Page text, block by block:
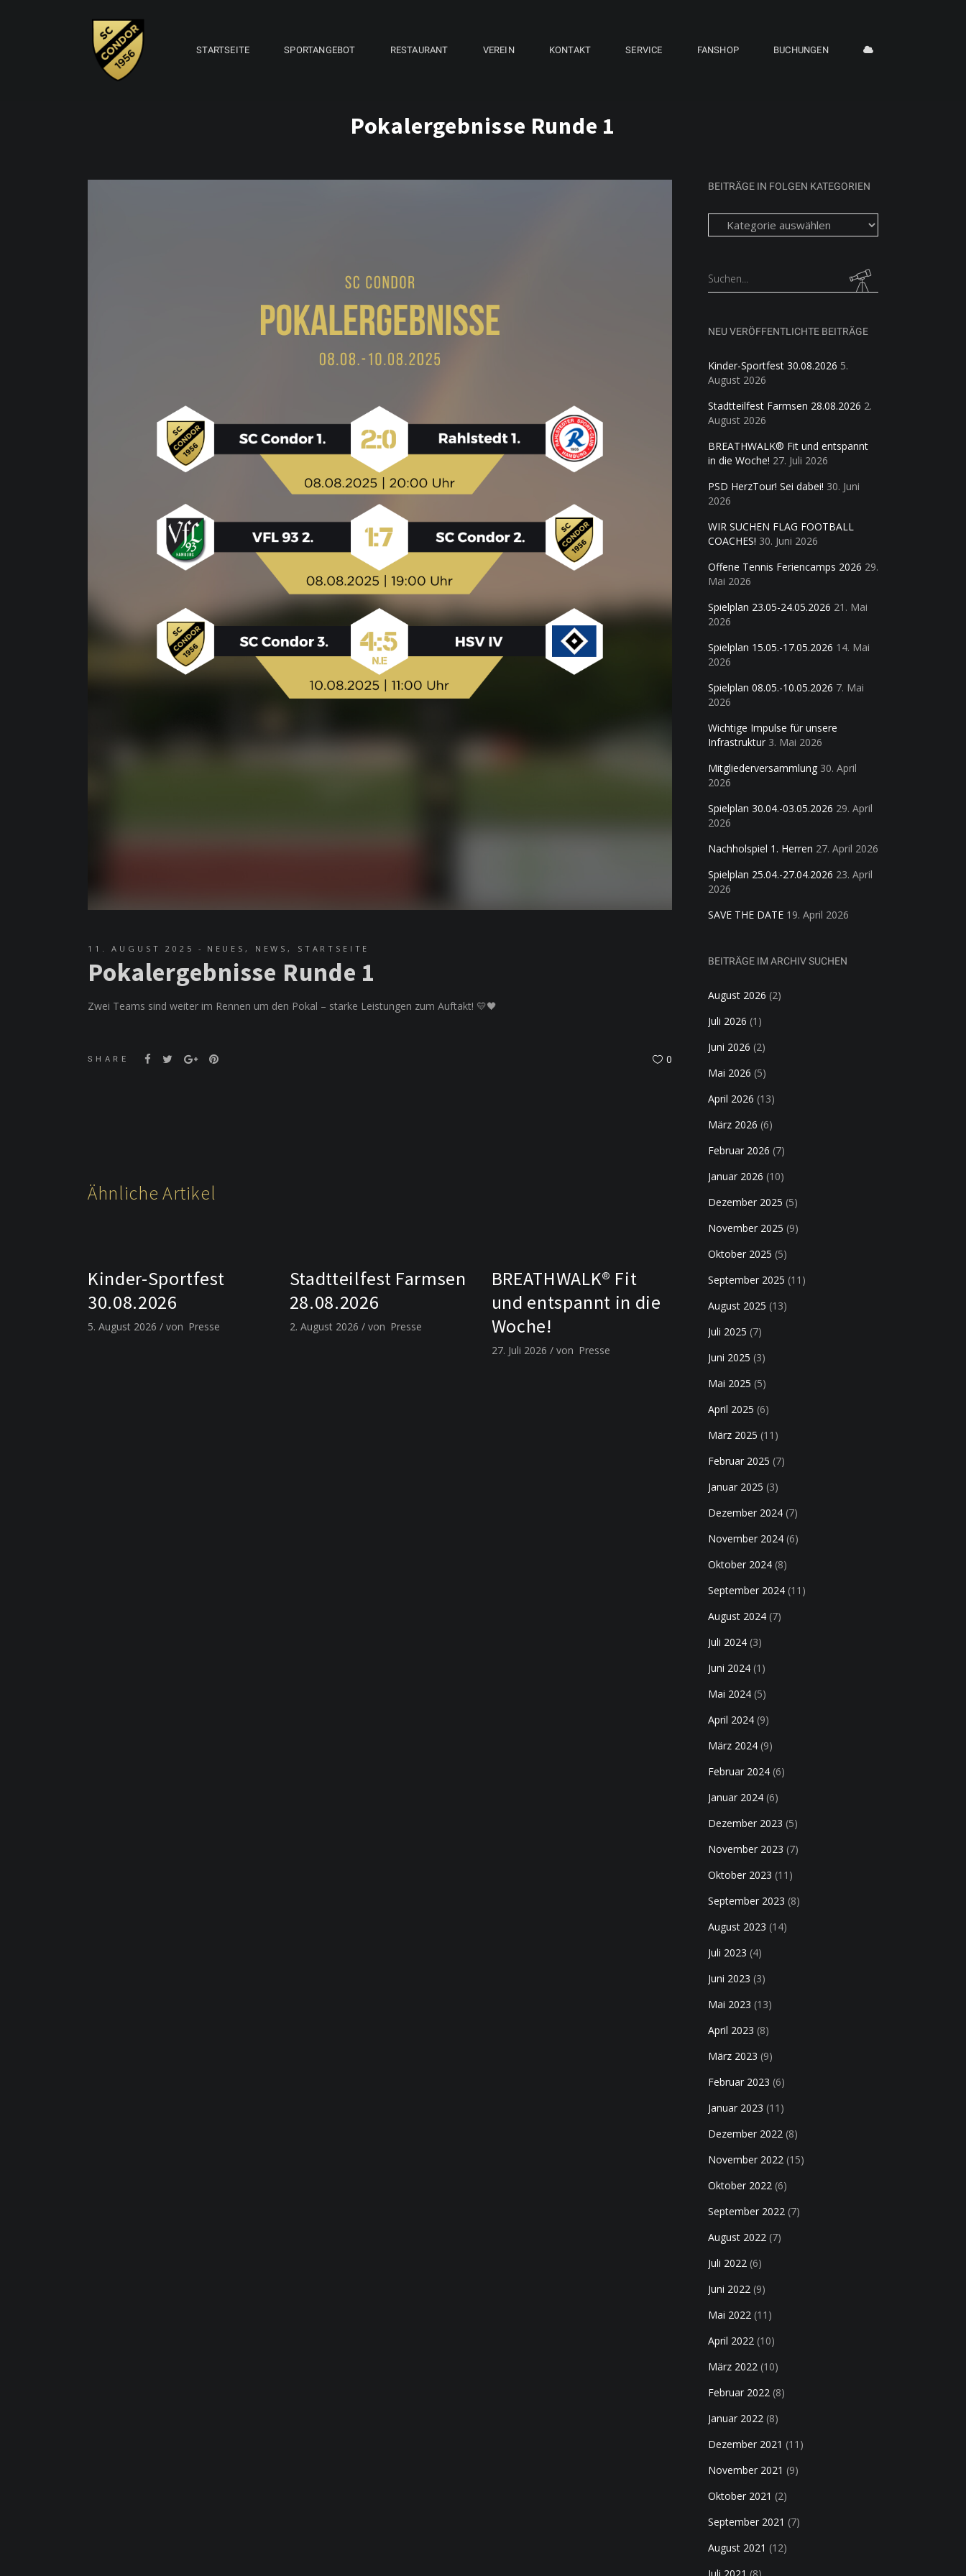
STARTSEITE SPORTANGEBOT RESTAURANT VEREIN KONTAKT SERVICE FANSHOP BUCHUNGEN
Pokalergebnisse Runde 1
11. AUGUST 2025 NEUES , NEWS , STARTSEITE
Pokalergebnisse Runde 1
Zwei Teams sind weiter im Rennen um den Pokal – starke Leistungen zum Auftakt! 💛🖤
SHARE 0
Ähnliche Artikel
Kinder-Sportfest
30.08.2026
5. August 2026 von Presse
Stadtteilfest Farmsen
28.08.2026
2. August 2026 von Presse
BREATHWALK® Fit
und entspannt in die
Woche!
27. Juli 2026 von Presse
BEITRÄGE IN FOLGEN KATEGORIEN
Beiträge
in
Kategorien
Search
for:
NEU VERÖFFENTLICHTE BEITRÄGE
Kinder-Sportfest 30.08.2026 5.
August 2026
Stadtteilfest Farmsen 28.08.2026 2.
August 2026
BREATHWALK® Fit und entspannt
in die Woche! 27. Juli 2026
PSD HerzTour! Sei dabei! 30. Juni
2026
WIR SUCHEN FLAG FOOTBALL
COACHES! 30. Juni 2026
Offene Tennis Feriencamps 2026 29.
Mai 2026
Spielplan 23.05-24.05.2026 21. Mai
2026
Spielplan 15.05.-17.05.2026 14. Mai
2026
Spielplan 08.05.-10.05.2026 7. Mai
2026
Wichtige Impulse für unsere
Infrastruktur 3. Mai 2026
Mitgliederversammlung 30. April
2026
Spielplan 30.04.-03.05.2026 29. April
2026
Nachholspiel 1. Herren 27. April 2026
Spielplan 25.04.-27.04.2026 23. April
2026
SAVE THE DATE 19. April 2026
BEITRÄGE IM ARCHIV SUCHEN
August 2026 (2)
Juli 2026 (1)
Juni 2026 (2)
Mai 2026 (5)
April 2026 (13)
März 2026 (6)
Februar 2026 (7)
Januar 2026 (10)
Dezember 2025 (5)
November 2025 (9)
Oktober 2025 (5)
September 2025 (11)
August 2025 (13)
Juli 2025 (7)
Juni 2025 (3)
Mai 2025 (5)
April 2025 (6)
März 2025 (11)
Februar 2025 (7)
Januar 2025 (3)
Dezember 2024(7)
November 2024(6)
Oktober 2024(8)
September 2024(11)
August 2024(7)
Juli 2024(3)
Juni 2024(1)
Mai 2024(5)
April 2024(9)
März 2024(9)
Februar 2024(6)
Januar 2024(6)
Dezember 2023 (5)
November 2023 (7)
Oktober 2023 (11)
September 2023 (8)
August 2023 (14)
Juli 2023 (4)
Juni 2023 (3)
Mai 2023 (13)
April 2023 (8)
März 2023 (9)
Februar 2023 (6)
Januar 2023 (11)
Dezember 2022(8)
November 2022(15)
Oktober 2022(6)
September 2022(7)
August 2022(7)
Juli 2022(6)
Juni 2022(9)
Mai 2022(11)
April 2022(10)
März 2022(10)
Februar 2022(8)
Januar 2022(8)
Dezember 2021 (11)
November 2021 (9)
Oktober 2021 (2)
September 2021 (7)
August 2021 (12)